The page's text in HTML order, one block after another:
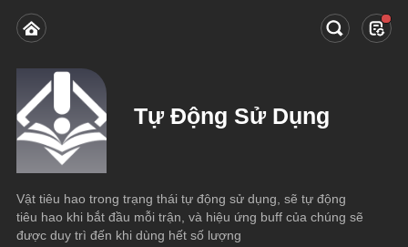
Tự Động Sử Dụng
Vật tiêu hao trong trạng thái tự động sử dụng, sẽ tự động
tiêu hao khi bắt đầu mỗi trận, và hiệu ứng buff của chúng sẽ
được duy trì đến khi dùng hết số lượng